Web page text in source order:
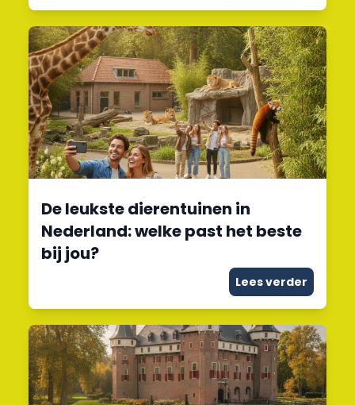
De leukste dierentuinen in
Nederland: welke past het beste
bij jou?
Lees verder